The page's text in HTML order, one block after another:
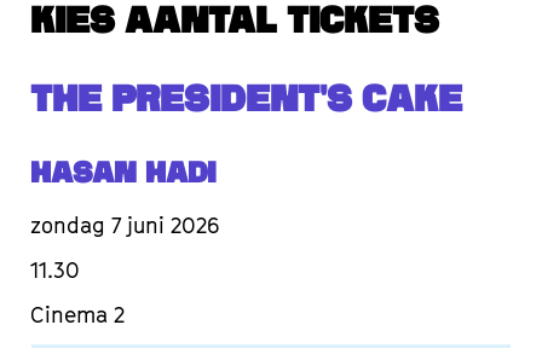
KIES AANTAL TICKETS
THE PRESIDENT'S CAKE
Hasan Hadi
zondag 7 juni 2026
11.30
Cinema 2